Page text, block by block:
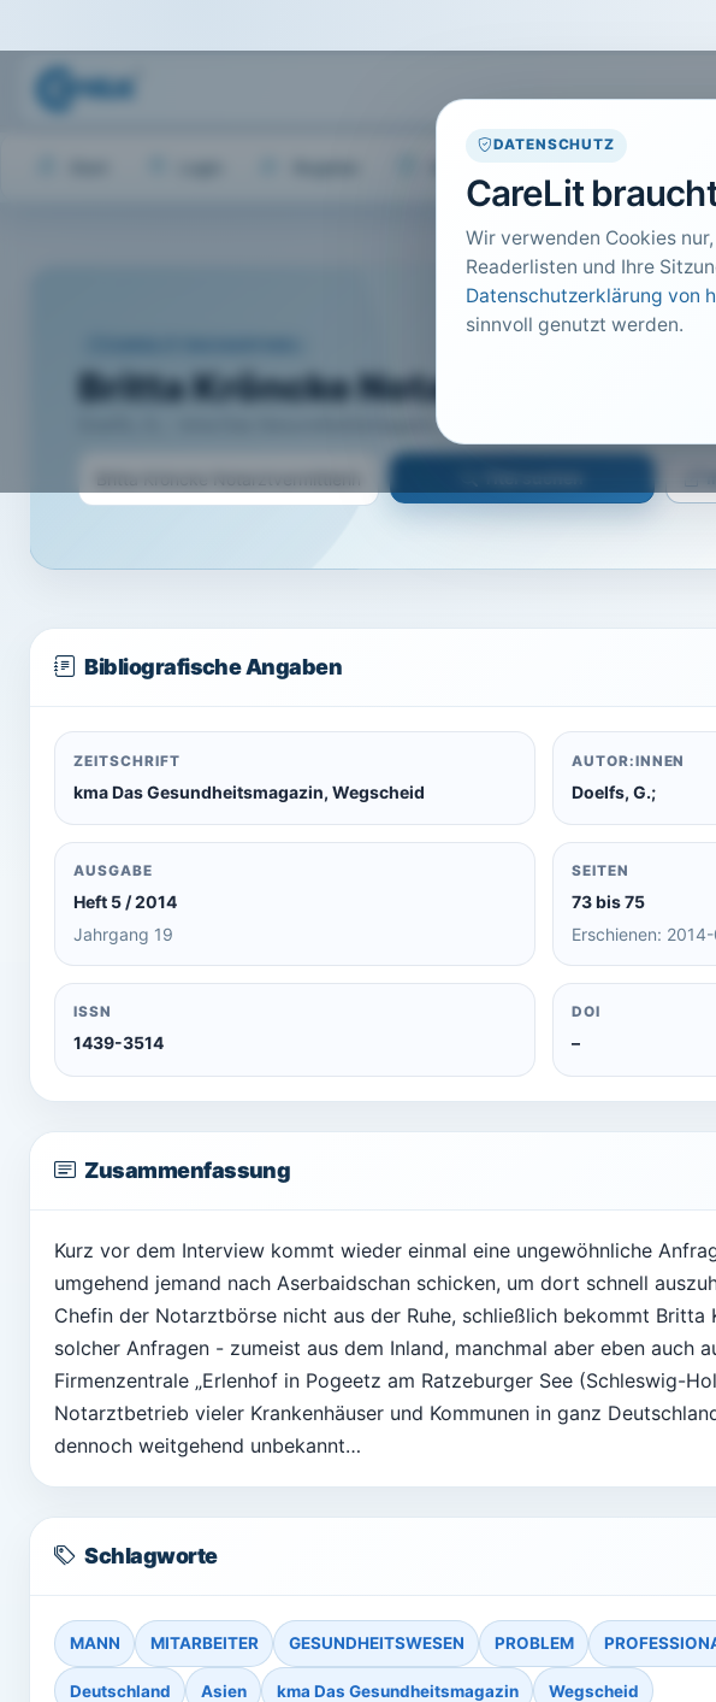
DATENSCHUTZ
CareLit
Wir verwenden Cookies
Readerlisten und Ihre
Datenschutzerklärung von
sinnvoll genutzt werden.
Britta Kröncke Notarztvermittlerin
Doelfs, G.; · kma Das Gesundheitsmagazin, Wegscheid · 2014 · Heft 5 · S.
Bibliografische Angaben
ZEITSCHRIFT
kma Das Gesundheitsmagazin, Wegscheid
AUTOR:INNEN
Doelfs, G.;
AUSGABE
Heft 5 / 2014
Jahrgang 19
SEITEN
73 bis 75
Erschienen:
ISSN
1439-3514
DOI
–
Zusammenfassung
Kurz vor dem Interview kommt wieder einmal eine ungewöhnliche
umgehend jemand nach Aserbaidschan schicken, um dort schnell
Chefin der Notarztbörse nicht aus der Ruhe, schließlich bekommt Britta
solcher Anfragen - zumeist aus dem Inland, manchmal aber eben auch
Firmenzentrale „Erlenhof in Pogeetz am Ratzeburger See (Schleswig-
Notarztbetrieb vieler Krankenhäuser und Kommunen in ganz
dennoch weitgehend unbekannt…
Schlagworte
MANN MITARBEITER GESUNDHEITSWESEN PROBLEM
Deutschland Asien kma Das Gesundheitsmagazin Wegscheid